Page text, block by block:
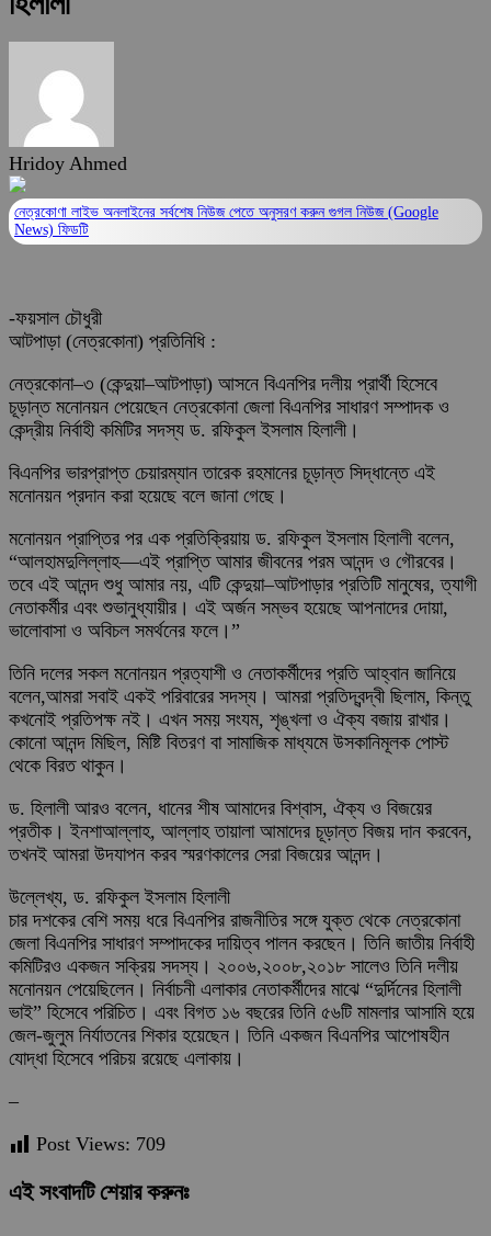
Hridoy Ahmed
নেত্রকোণা লাইভ অনলাইনের সর্বশেষ নিউজ পেতে অনুসরণ করুন গুগল নিউজ (Google
News) ফিডটি
-ফয়সাল চৌধুরী
আটপাড়া (নেত্রকোনা) প্রতিনিধি :
নেত্রকোনা–৩ (কেন্দুয়া–আটপাড়া) আসনে বিএনপির দলীয় প্রার্থী হিসেবে
চূড়ান্ত মনোনয়ন পেয়েছেন নেত্রকোনা জেলা বিএনপির সাধারণ সম্পাদক ও
কেন্দ্রীয় নির্বাহী কমিটির সদস্য ড. রফিকুল ইসলাম হিলালী।
বিএনপির ভারপ্রাপ্ত চেয়ারম্যান তারেক রহমানের চূড়ান্ত সিদ্ধান্তে এই
মনোনয়ন প্রদান করা হয়েছে বলে জানা গেছে।
মনোনয়ন প্রাপ্তির পর এক প্রতিক্রিয়ায় ড. রফিকুল ইসলাম হিলালী বলেন,
“আলহামদুলিল্লাহ—এই প্রাপ্তি আমার জীবনের পরম আনন্দ ও গৌরবের।
তবে এই আনন্দ শুধু আমার নয়, এটি কেন্দুয়া–আটপাড়ার প্রতিটি মানুষের, ত্যাগী
নেতাকর্মীর এবং শুভানুধ্যায়ীর। এই অর্জন সম্ভব হয়েছে আপনাদের দোয়া,
ভালোবাসা ও অবিচল সমর্থনের ফলে।”
তিনি দলের সকল মনোনয়ন প্রত্যাশী ও নেতাকর্মীদের প্রতি আহ্বান জানিয়ে
বলেন,আমরা সবাই একই পরিবারের সদস্য। আমরা প্রতিদ্বন্দ্বী ছিলাম, কিন্তু
কখনোই প্রতিপক্ষ নই। এখন সময় সংযম, শৃঙ্খলা ও ঐক্য বজায় রাখার।
কোনো আনন্দ মিছিল, মিষ্টি বিতরণ বা সামাজিক মাধ্যমে উসকানিমূলক পোস্ট
থেকে বিরত থাকুন।
ড. হিলালী আরও বলেন, ধানের শীষ আমাদের বিশ্বাস, ঐক্য ও বিজয়ের
প্রতীক। ইনশাআল্লাহ, আল্লাহ তায়ালা আমাদের চূড়ান্ত বিজয় দান করবেন,
তখনই আমরা উদযাপন করব স্মরণকালের সেরা বিজয়ের আনন্দ।
উল্লেখ্য, ড. রফিকুল ইসলাম হিলালী
চার দশকের বেশি সময় ধরে বিএনপির রাজনীতির সঙ্গে যুক্ত থেকে নেত্রকোনা
জেলা বিএনপির সাধারণ সম্পাদকের দায়িত্ব পালন করছেন। তিনি জাতীয় নির্বাহী
কমিটিরও একজন সক্রিয় সদস্য। ২০০৬,২০০৮,২০১৮ সালেও তিনি দলীয়
মনোনয়ন পেয়েছিলেন। নির্বাচনী এলাকার নেতাকর্মীদের মাঝে “দুর্দিনের হিলালী
ভাই” হিসেবে পরিচিত। এবং বিগত ১৬ বছরের তিনি ৫৬টি মামলার আসামি হয়ে
জেল-জুলুম নির্যাতনের শিকার হয়েছেন। তিনি একজন বিএনপির আপোষহীন
যোদ্ধা হিসেবে পরিচয় রয়েছে এলাকায়।
–
Post Views: 709
এই সংবাদটি শেয়ার করুনঃ